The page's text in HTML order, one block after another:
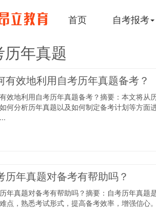
首页 自考报考
历年真题
有效地利用自考历年真题备考？
效地利用自考历年真题备考？摘要：本文将从
何分析历年真题以及如何制定备考计划等方面
历年真题对备考有帮助吗？
年真题对备考有帮助吗？摘要：自考历年真
点，熟悉考试形式，提高备考效率，增强信